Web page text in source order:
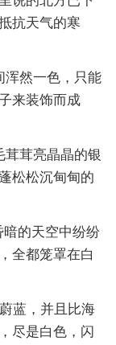
抗天气的寒
浑然一色，只能
来装饰而成
茸茸亮晶晶的银
松松沉甸甸的
的天空中纷纷
全都笼罩在白
蓝，并且比海
尽是白色，闪